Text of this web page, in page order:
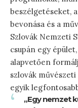
beszélgetéseket,
bevonása és a
Szlovák Nemzeti
csupán egy
alapvetően
szlovák
egyik
„Egy nemzet